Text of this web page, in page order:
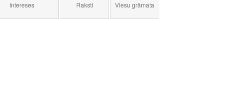
Intereses Raksti Viesu grāmata